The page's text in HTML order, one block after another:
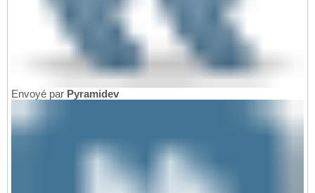
Envoyé par Pyramidev